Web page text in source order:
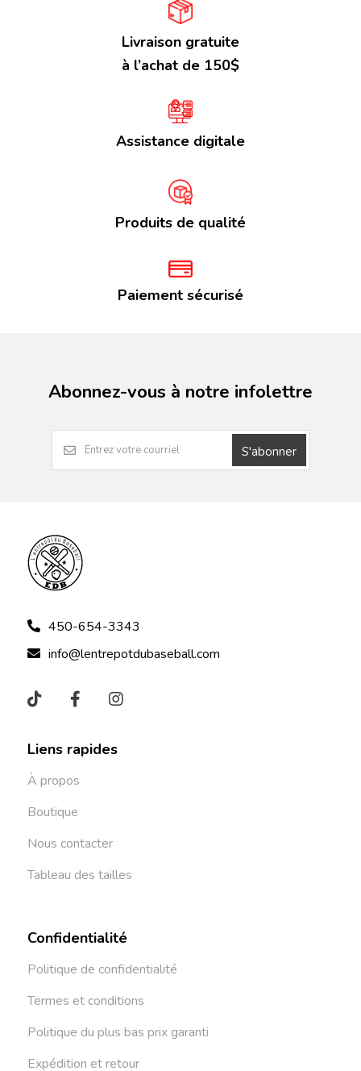
Livraison gratuite
à l’achat de 150$
Assistance digitale
Produits de qualité
Paiement sécurisé
Abonnez-vous à notre infolettre
S'abonner
450-654-3343
info@lentrepotdubaseball.com
Liens rapides
À propos
Boutique
Nous contacter
Tableau des tailles
Confidentialité
Politique de confidentialité
Termes et conditions
Politique du plus bas prix garanti
Expédition et retour